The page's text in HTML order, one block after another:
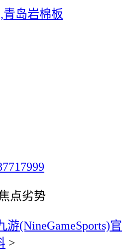
点劣势
游(NineGameSports)官
>